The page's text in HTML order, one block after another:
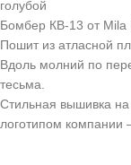
голубой
Бомбер КВ-13 от
Пошит из атласной
Вдоль молний по
тесьма.
Стильная вышивка
логотипом компании